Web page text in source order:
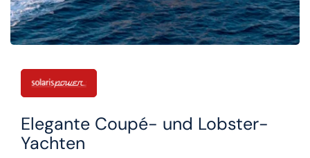
Elegante Coupé- und Lobster-
Yachten